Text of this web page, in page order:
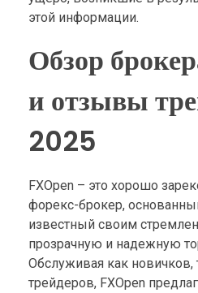
этой информации.
Обзор
и отзывы
2025
FXOpen – это хорошо
форекс-брокер,
известный своим
прозрачную и надежную
Обслуживая как новичков,
трейдеров, FXOpen